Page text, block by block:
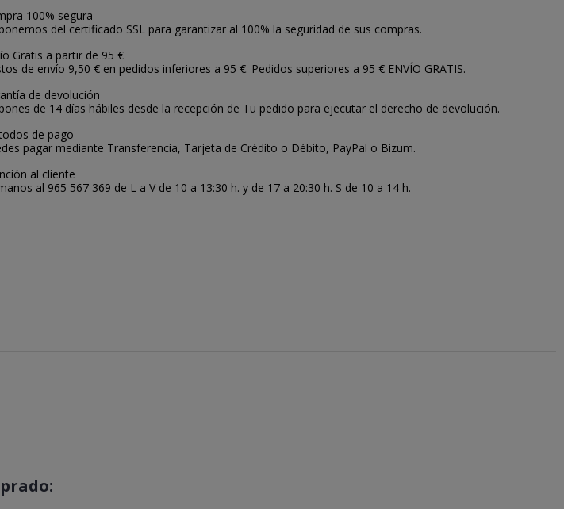
100% segura
del certificado SSL para garantizar al 100% la seguridad de sus compras.
Gratis a partir de 95 €
de envío 9,50 € en pedidos inferiores a 95 €. Pedidos superiores a 95 € ENVÍO GRATIS.
de devolución
de 14 días hábiles desde la recepción de Tu pedido para ejecutar el derecho de devolución.
de pago
pagar mediante Transferencia, Tarjeta de Crédito o Débito, PayPal o Bizum.
al cliente
al 965 567 369 de L a V de 10 a 13:30 h. y de 17 a 20:30 h. S de 10 a 14 h.